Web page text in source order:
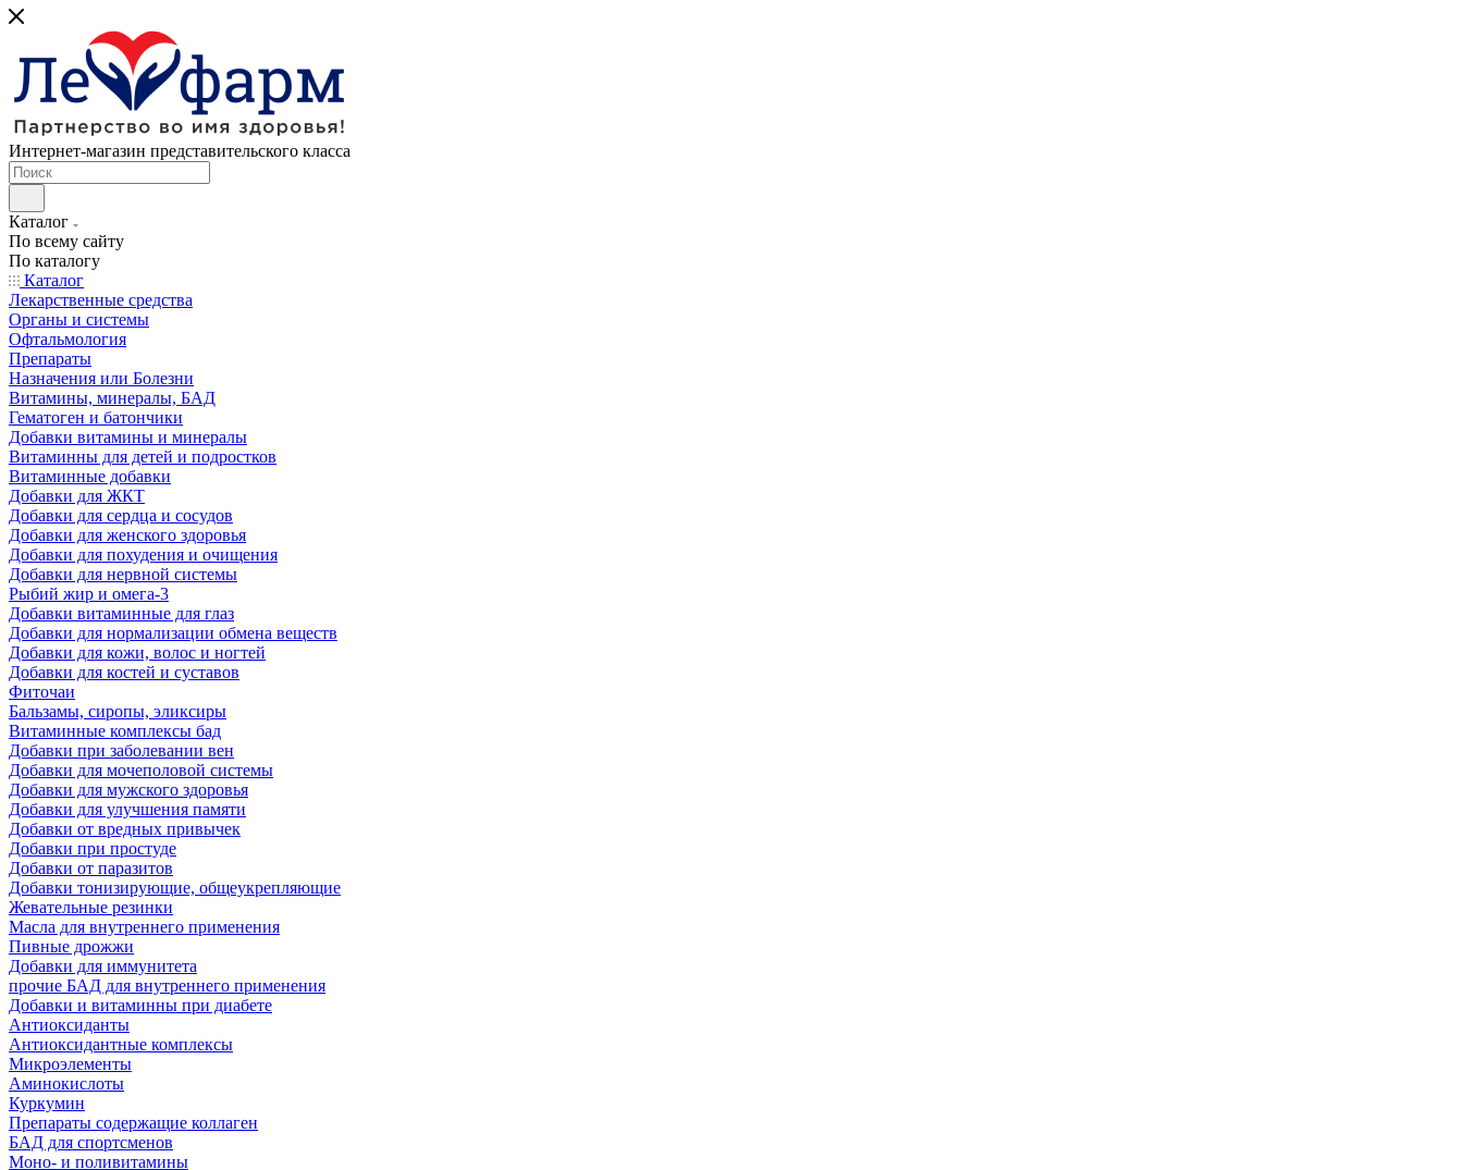
Интернет-магазин представительского класса
Каталог
По всему сайту
По каталогу
Каталог
Лекарственные средства
Органы и системы
Офтальмология
Препараты
Назначения или Болезни
Витамины, минералы, БАД
Гематоген и батончики
Добавки витамины и минералы
Витаминны для детей и подростков
Витаминные добавки
Добавки для ЖКТ
Добавки для сердца и сосудов
Добавки для женского здоровья
Добавки для похудения и очищения
Добавки для нервной системы
Рыбий жир и омега-3
Добавки витаминные для глаз
Добавки для нормализации обмена веществ
Добавки для кожи, волос и ногтей
Добавки для костей и суставов
Фиточаи
Бальзамы, сиропы, эликсиры
Витаминные комплексы бад
Добавки при заболевании вен
Добавки для мочеполовой системы
Добавки для мужского здоровья
Добавки для улучшения памяти
Добавки от вредных привычек
Добавки при простуде
Добавки от паразитов
Добавки тонизирующие, общеукрепляющие
Жевательные резинки
Масла для внутреннего применения
Пивные дрожжи
Добавки для иммунитета
прочие БАД для внутреннего применения
Добавки и витаминны при диабете
Антиоксиданты
Антиоксидантные комплексы
Микроэлементы
Аминокислоты
Куркумин
Препараты содержащие коллаген
БАД для спортсменов
Моно- и поливитамины